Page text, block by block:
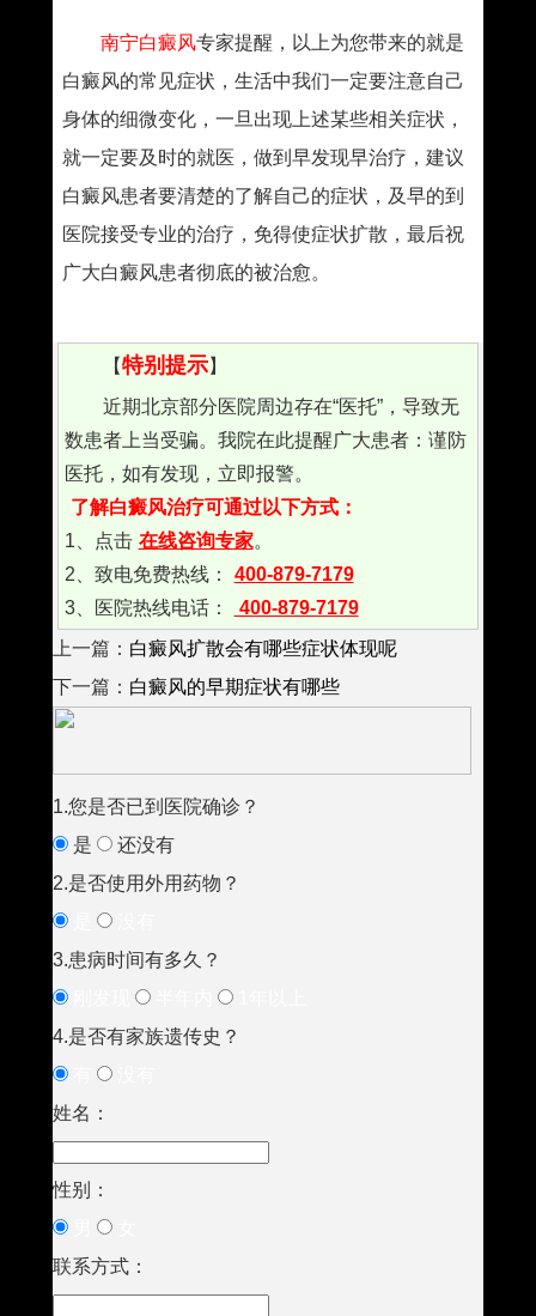
南宁白癜风专家提醒， 以上为您带来的就是
白癜风的常见症状，生活中我们一定要注意自己
身体的细微变化，一旦出现上述某些相关症状，
就一定要及时的就医，做到早发现早治疗，建议
白癜风患者要清楚的了解自己的症状，及早的到
医院接受专业的治疗，免得使症状扩散，最后祝
广大白癜风患者彻底的被治愈。
【特别提示】
近期北京部分医院周边存在“医托”，导致无
数患者上当受骗。我院在此提醒广大患者：谨防
医托，如有发现，立即报警。
了解白癜风治疗可通过以下方式：
1、点击 在线咨询专家。
2、致电免费热线：
400-879-7179
3、医院热线电话：
400-879-7179
上一篇： 白癜风扩散会有哪些症状体现呢
下一篇： 白癜风的早期症状有哪些
1.您是否已到医院确诊？
是
还没有
2.是否使用外用药物？
3.患病时间有多久？
4.是否有家族遗传史？
姓名：
性别：
联系方式：